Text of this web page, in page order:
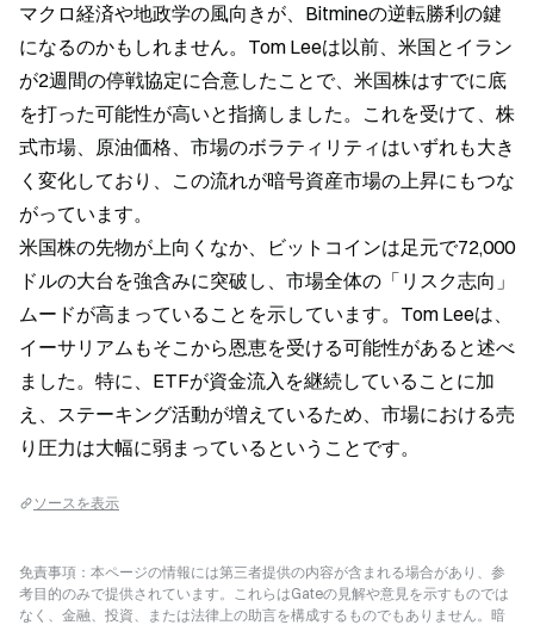
マクロ経済や地政学の風向きが、Bitmineの逆転勝利の鍵
になるのかもしれません。Tom Leeは以前、米国とイラン
が2週間の停戦協定に合意したことで、米国株はすでに底
を打った可能性が高いと指摘しました。これを受けて、株
式市場、原油価格、市場のボラティリティはいずれも大き
く変化しており、この流れが暗号資産市場の上昇にもつな
がっています。
米国株の先物が上向くなか、ビットコインは足元で72,000
ドルの大台を強含みに突破し、市場全体の「リスク志向」
ムードが高まっていることを示しています。Tom Leeは、
イーサリアムもそこから恩恵を受ける可能性があると述べ
ました。特に、ETFが資金流入を継続していることに加
え、ステーキング活動が増えているため、市場における売
り圧力は大幅に弱まっているということです。
ソースを表示
免責事項：本ページの情報には第三者提供の内容が含まれる場合があり、参
考目的のみで提供されています。これらはGateの見解や意見を示すものでは
なく、金融、投資、または法律上の助言を構成するものでもありません。暗